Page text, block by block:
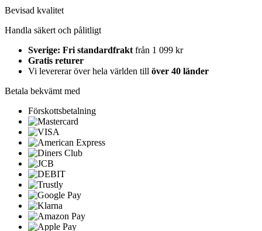
Bevisad kvalitet
Handla säkert och pålitligt
Sverige: Fri standardfrakt från 1 099 kr
Gratis returer
Vi levererar över hela världen till över 40 länder
Betala bekvämt med
Förskottsbetalning